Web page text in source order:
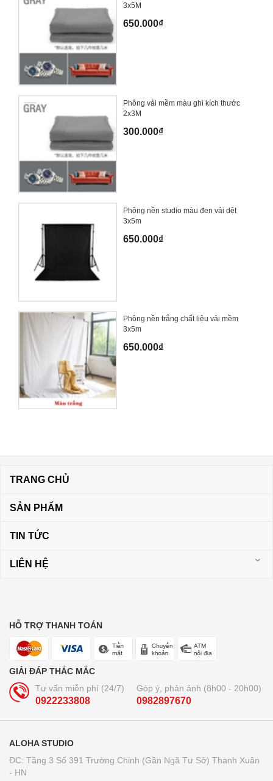
3x5M
650.000₫
Phông vải mềm màu ghi kích thước
2x3M
300.000₫
Phông nền studio màu đen vải dệt
3x5m
650.000₫
Phông nền trắng chất liệu vải mềm
3x5m
650.000₫
TRANG CHỦ
SẢN PHẨM
TIN TỨC
LIÊN HỆ
HỖ TRỢ THANH TOÁN
GIẢI ĐÁP THẮC MẮC
Tư vấn miễn phí (24/7)
0922233808
Góp ý, phản ánh (8h00 - 20h00)
0982897670
ALOHA STUDIO
ĐC: Tầng 3 Số 391 Trường Chinh (Gần Ngã Tư Sở) Thanh Xuân
- HN